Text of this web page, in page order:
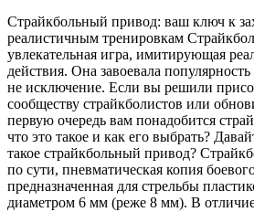
Страйкбольный привод: ваш ключ к
реалистичным тренировкам
увлекательная игра, имитирующая
действия. Она завоевала
не исключение. Если вы решили
сообществу страйкболистов или
первую очередь вам понадобится
что это такое и как его выбрать?
такое страйкбольный привод?
по сути, пневматическая копия
предназначенная для стрельбы
диаметром 6 мм (реже 8 мм). В